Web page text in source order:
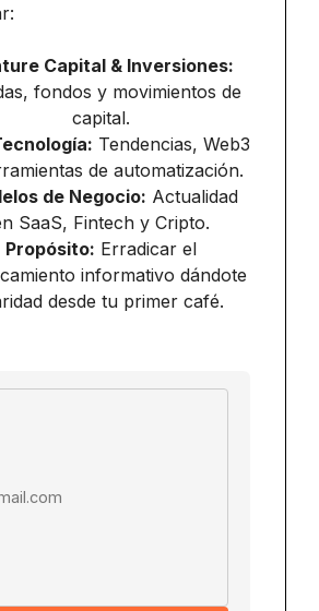
Capital & Inversiones:
fondos y movimientos de
capital.
Tendencias, Web3
de automatización.
de Negocio: Actualidad
SaaS, Fintech y Cripto.
Propósito: Erradicar el
informativo dándote
desde tu primer café.